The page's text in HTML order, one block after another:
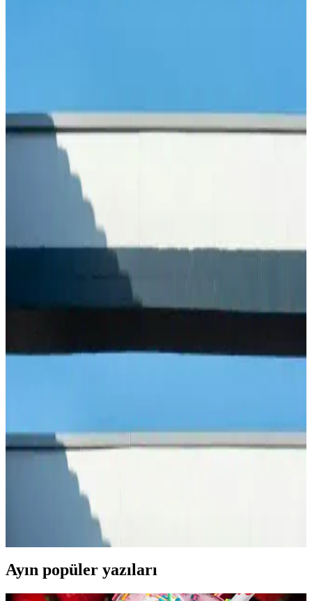
Yumurta kabuğu hapı, doğal yüksek kalsiyum kaynağı olarak kemik
ve diş sağlığını destekler. Güvenilir kullanım ve kalite önemlidir,
uzman önerisiyle sağlıklı yaşamı destekler.
Palmolive Sabun Çeşitleri ve Özellikleri Günlük
Hijyen ve Bakımda Güvenilir Seçenekler
Palmolive’nin çeşitli sabun serileri, doğal içerikleri ve hijyen odaklı
özellikleriyle günlük bakımda güvenilir tercihlerinizi sunar. Her cilt
tipine uygun seçenekler mevcuttur.
Keten Tohumu Çayı Nasıl Yapılır ve Sağlığa
Keten tohumu çayı, doğal içerikleriyle sindirimi kolaylaştırır,
bağırsak sağlığını destekler. Kolayca hazırlanabilen bu içecek,
Zafer Gazozu: Türkiye'nin Geleneksel ve Sevilen
Köpek Sakinleştiriciler: Stres ve Anksiyeteyi
Azaltmak İçin Etkili Yollar ve Ürünler
Köpek sakinleştiriciler, stres ve kaygıyı azaltmak için doğal veya
kimyasal içeriklerle tasarlanmış ürünlerdir. Kullanım alanları geniş
olup, veteriner ve eğitimde tercih edilir. Doğru ürün seçimi ve
veteriner danışmanlığı önemlidir.
Ayın popüler yazıları